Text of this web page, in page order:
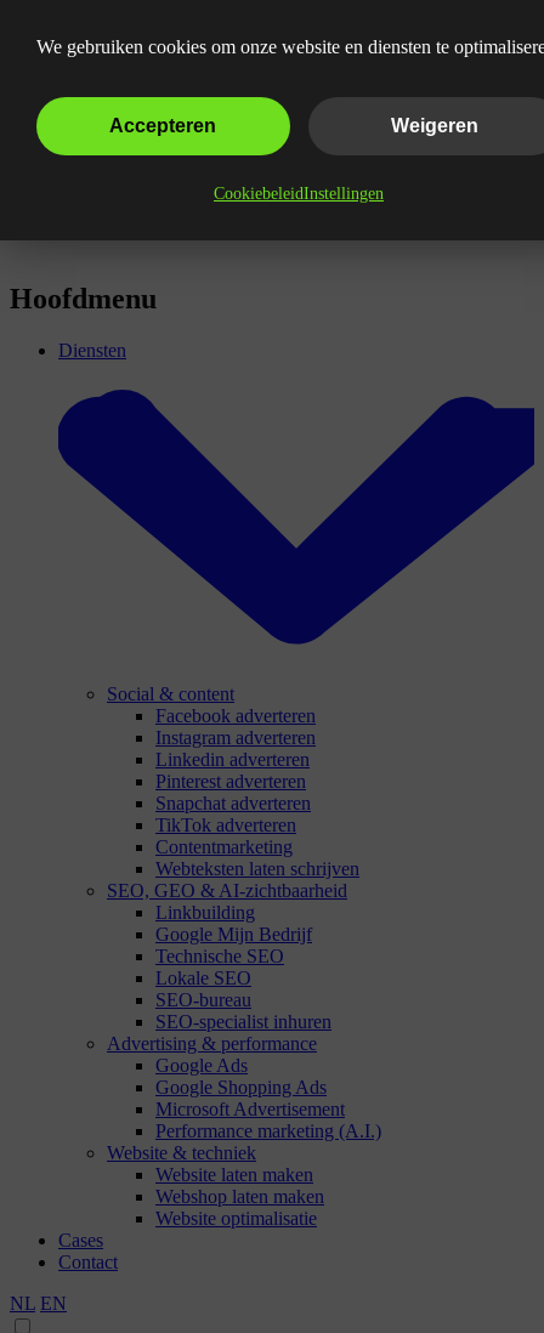
LinkedIn adverteren uitbesteden
Hoofdmenu
Diensten
Social & content
Facebook adverteren
Instagram adverteren
Linkedin adverteren
Pinterest adverteren
Snapchat adverteren
TikTok adverteren
Contentmarketing
Webteksten laten schrijven
SEO, GEO & AI-zichtbaarheid
Linkbuilding
Google Mijn Bedrijf
Technische SEO
Lokale SEO
SEO-bureau
SEO-specialist inhuren
Advertising & performance
Google Ads
Google Shopping Ads
Microsoft Advertisement
Performance marketing (A.I.)
Website & techniek
Website laten maken
Webshop laten maken
Website optimalisatie
Cases
Contact
NL EN
We gebruiken cookies om onze website en diensten te
Accepteren Weigeren
CookiebeleidInstellingen